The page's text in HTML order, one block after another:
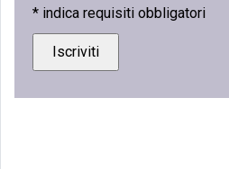
* indica requisiti obbligatori